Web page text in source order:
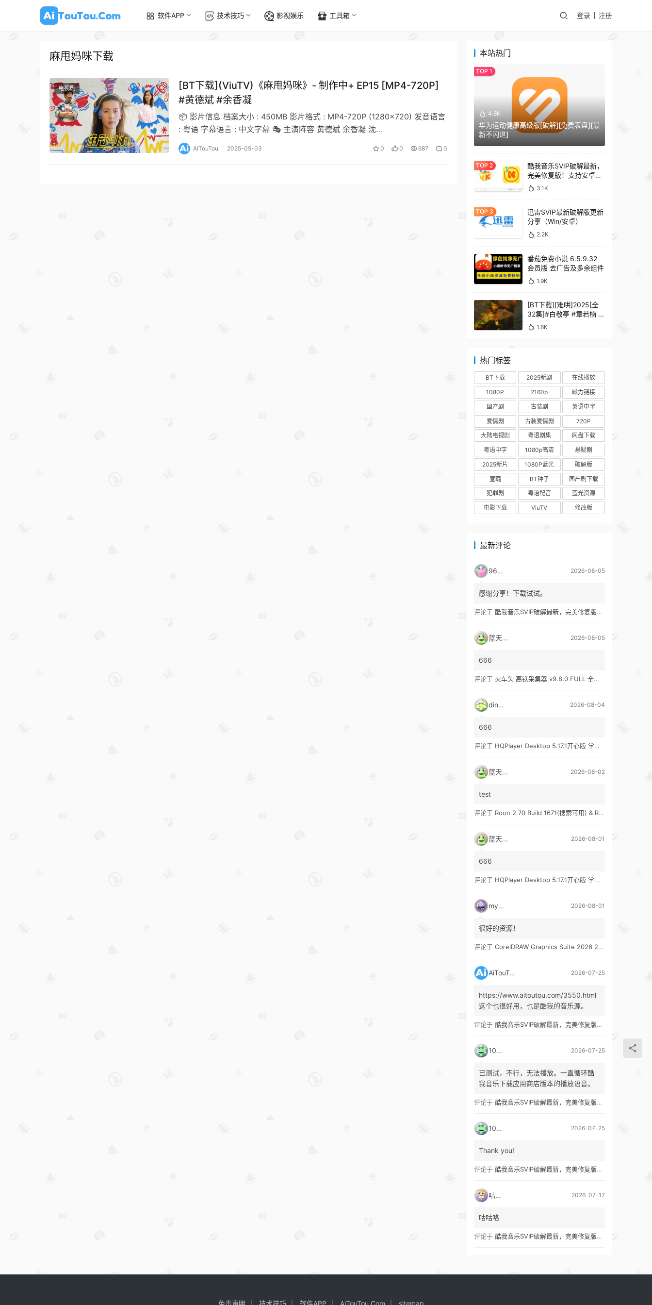
软件APP 技术技巧 影视娱乐 工具箱 登录 注册
麻甩妈咪下载
电视剧
[BT下载](ViuTV)《麻甩妈咪》- 制作中+ EP15 [MP4-720P]
#黄德斌 #余香凝
📦 影片信息 档案大小 : 450MB 影片格式 : MP4-720P (1280×720) 发音语言
: 粤语 字幕语言 : 中文字幕 🎭 主演阵容 黄德斌 余香凝 沈…
AiTouTou 2025-05-03 0 0 687 0
本站热门
4.8K
华为运动健康高级版[破解][免费表盘][最
新不闪退]
酷我音乐SVIP破解最新，
完美修复版！支持安卓
+车机+pc版！
3.1K
迅雷SVIP最新破解版更新
分享（Win/安卓）
2.2K
番茄免费小说 6.5.9.32
会员版 去广告及多余组件
1.9K
[BT下载][难哄]2025[全
32集]#白敬亭 #章若楠 #
何炅 #秦沛 #鲍起静
1.6K
热门标签
BT下载 2025新剧
在线播放
1080P
2160p
磁力链接
国产剧
古装剧
英语中字
爱情剧
古装爱情剧
720P
大陆电视剧
粤语剧集
网盘下载
粤语中字
1080p高清
悬疑剧
2025新片
1080P蓝光
破解版
宣璐
BT种子
国产剧下载
犯罪剧
粤语配音
蓝光资源
电影下载
ViuTV 修改版
最新评论
9627 2026-08-05
感谢分享！下载试试。
评论于 酷我音乐SVIP破解最新，完美修复版！支持安卓+车机+pc版！
蓝天真蓝 2026-08-05
666
评论于 火车头 高铁采集器 v9.8.0 FULL 全功能版（兼容win10、win11）
ding1 2026-08-04
666
评论于 HQPlayer Desktop 5.17.1开心版 学习版&HQPlayer Embedded 5.17.2开心版 学习版
蓝天真蓝 2026-08-02
test
评论于 Roon 2.70 Build 1671(搜索可用) & Roon 2.65 Build 1653 & Roon 1.8 Build 1151 Legacy 开心版 学习版
蓝天真蓝 2026-08-01
666
评论于 HQPlayer Desktop 5.17.1开心版 学习版&HQPlayer Embedded 5.17.2开心版 学习版
mypw 2026-08-01
很好的资源！
评论于 CorelDRAW Graphics Suite 2026 27.1 多语言 开心版 学习版 by KpoJIuK
AiTouTou 2026-07-25
https://www.aitoutou.com/3550.html
这个也很好用，也是酷我的音乐源。
评论于 酷我音乐SVIP破解最新，完美修复版！支持安卓+车机+pc版！
1035 2026-07-25
已测试，不行，无法播放。一直循环酷
我音乐下载应用商店版本的播放语音。
评论于 酷我音乐SVIP破解最新，完美修复版！支持安卓+车机+pc版！
1035 2026-07-25
Thank you!
评论于 酷我音乐SVIP破解最新，完美修复版！支持安卓+车机+pc版！
咕咕咯 2026-07-17
咕咕咯
评论于 酷我音乐SVIP破解最新，完美修复版！支持安卓+车机+pc版！
免责声明 技术技巧 软件APP AiTouTou.Com sitemap